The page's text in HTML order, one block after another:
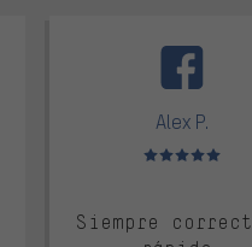
Alex P.
Valoración
Siempre